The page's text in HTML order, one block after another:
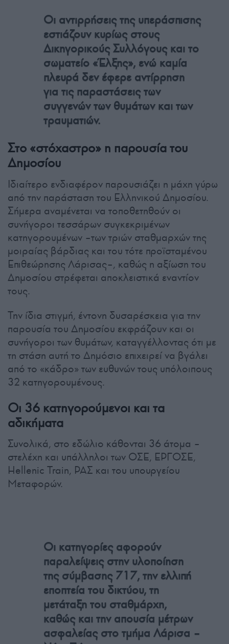
Οι αντιρρήσεις της υπεράσπισης
εστιάζουν κυρίως στους
Δικηγορικούς Συλλόγους και το
σωματείο «Έλξης», ενώ καμία
πλευρά δεν έφερε αντίρρηση
για τις παραστάσεις των
συγγενών των θυμάτων και των
τραυματιών.
Στο «στόχαστρο» η παρουσία του
Δημοσίου
Ιδιαίτερο ενδιαφέρον παρουσιάζει η μάχη γύρω
από την παράσταση του Ελληνικού Δημοσίου.
Σήμερα αναμένεται να τοποθετηθούν οι
συνήγοροι τεσσάρων συγκεκριμένων
κατηγορουμένων –των τριών σταθμαρχών της
μοιραίας βάρδιας και του τότε προϊσταμένου
Επιθεώρησης Λάρισας–, καθώς η αξίωση του
Δημοσίου στρέφεται αποκλειστικά εναντίον
τους.
Την ίδια στιγμή, έντονη δυσαρέσκεια για την
παρουσία του Δημοσίου εκφράζουν και οι
συνήγοροι των θυμάτων, καταγγέλλοντας ότι με
τη στάση αυτή το Δημόσιο επιχειρεί να βγάλει
από το «κάδρο» των ευθυνών τους υπόλοιπους
32 κατηγορουμένους.
Οι 36 κατηγορούμενοι και τα
αδικήματα
Συνολικά, στο εδώλιο κάθονται 36 άτομα –
στελέχη και υπάλληλοι των ΟΣΕ, ΕΡΓΟΣΕ,
Hellenic Train, ΡΑΣ και του υπουργείου
Μεταφορών.
Οι κατηγορίες αφορούν
παραλείψεις στην υλοποίηση
της σύμβασης 717, την ελλιπή
εποπτεία του δικτύου, τη
μετάταξη του σταθμάρχη,
καθώς και την απουσία μέτρων
ασφαλείας στο τμήμα Λάρισα –